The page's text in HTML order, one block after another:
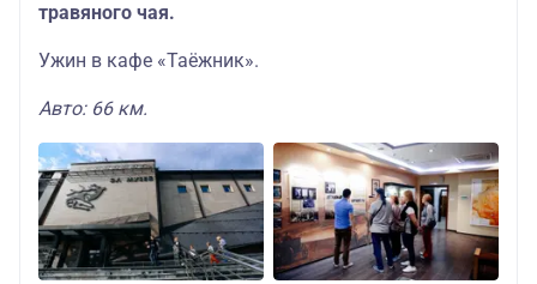
травяного чая.
Ужин в кафе «Таёжник».
Авто: 66 км.